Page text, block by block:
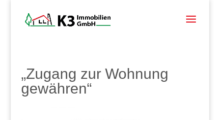
„Zugang zur Wohnung
gewähren“